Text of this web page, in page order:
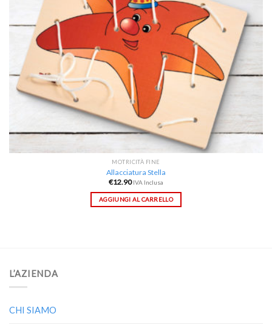
MOTRICITÀ FINE
Allacciatura Stella
€12.90 IVA Inclusa
AGGIUNGI AL CARRELLO
L’AZIENDA
CHI SIAMO